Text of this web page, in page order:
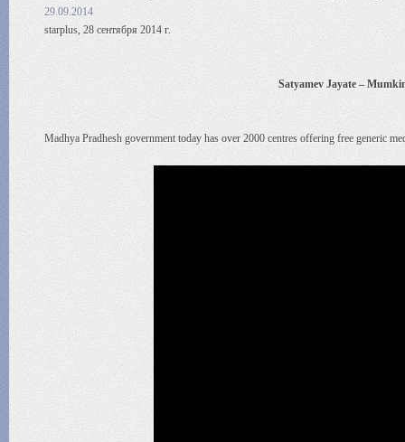
29.09.2014
starplus, 28 сентября 2014 г.
Satyamev Jayate –
Madhya Pradhesh government today has over 2000 centres offering free generic